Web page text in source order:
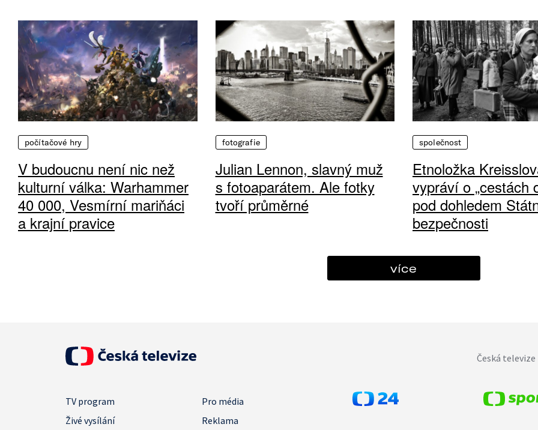
počítačové hry
V budoucnu není nic než
kulturní válka: Warhammer
40 000, Vesmírní mariňáci
a krajní pravice
fotografie
Julian Lennon, slavný muž
s fotoaparátem. Ale fotky
tvoří průměrné
společnost
Etnoložka
vypráví o „cestách
pod dohledem
bezpečnosti
více
Česká
TV program
Pro média
Živé vysílání
Reklama